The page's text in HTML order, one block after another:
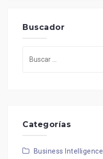
Buscador
Categorías
Business Intelligence